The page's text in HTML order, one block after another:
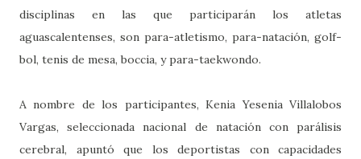
disciplinas en las que participarán los atletas
aguascalentenses, son para-atletismo, para-natación, golf-
bol, tenis de mesa, boccia, y para-taekwondo.
A nombre de los participantes, Kenia Yesenia Villalobos
Vargas, seleccionada nacional de natación con parálisis
cerebral, apuntó que los deportistas con capacidades